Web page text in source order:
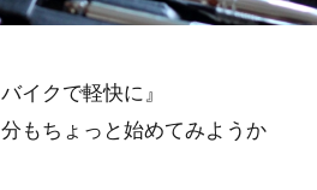
イクで軽快に』
もちょっと始めてみようか